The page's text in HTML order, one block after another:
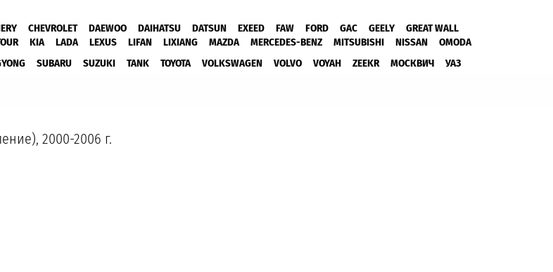
CHEVROLET DAEWOO DAIHATSU DATSUN EXEED FAW FORD GAC GEELY
GREAT WALL
KIA LADA LEXUS LIFAN LIXIANG MAZDA MERCEDES-BENZ MITSUBISHI NISSAN
OMODA
SUBARU SUZUKI TANK TOYOTA VOLKSWAGEN VOLVO VOYAH ZEEKR МОСКВИЧ УАЗ
2000-2006 г.